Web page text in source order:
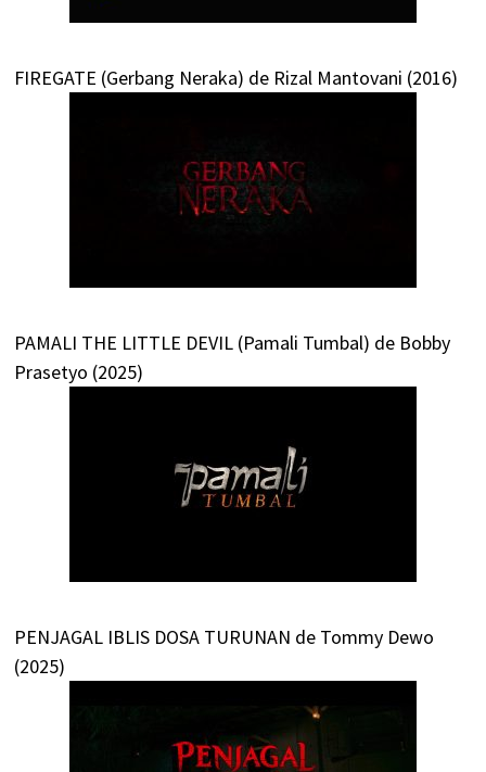
FIREGATE (Gerbang Neraka) de Rizal Mantovani (2016)
PAMALI THE LITTLE DEVIL (Pamali Tumbal) de Bobby
Prasetyo (2025)
PENJAGAL IBLIS DOSA TURUNAN de Tommy Dewo
(2025)